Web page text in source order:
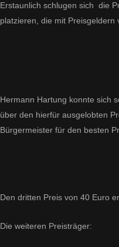
Erstaunlich schlugen sich die
platzieren, die mit Preisgeldern
Hermann Hartung konnte sich
über den hierfür ausgelobten
Bürgermeister für den besten
Den dritten Preis von 40 Euro
Die weiteren Preisträger: